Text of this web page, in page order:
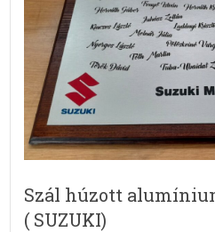
Szál húzott
( SUZUKI)